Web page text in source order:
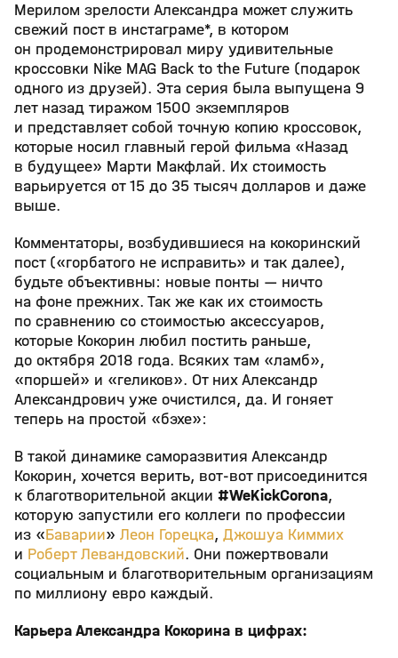
Мерилом зрелости Александра может служить
свежий пост в инстаграме*, в котором
он продемонстрировал миру удивительные
кроссовки Nike MAG Back to the Future (подарок
одного из друзей). Эта серия была выпущена 9
лет назад тиражом 1500 экземпляров
и представляет собой точную копию кроссовок,
которые носил главный герой фильма «Назад
в будущее» Марти Макфлай. Их стоимость
варьируется от 15 до 35 тысяч долларов и даже
выше.
Комментаторы, возбудившиеся на кокоринский
пост («горбатого не исправить» и так далее),
будьте объективны: новые понты — ничто
на фоне прежних. Так же как их стоимость
по сравнению со стоимостью аксессуаров,
которые Кокорин любил постить раньше,
до октября 2018 года. Всяких там «ламб»,
«поршей» и «геликов». От них Александр
Александрович уже очистился, да. И гоняет
теперь на простой «бэхе»:
В такой динамике саморазвития Александр
Кокорин, хочется верить, вот-вот присоединится
к благотворительной акции #WeKickCorona,
которую запустили его коллеги по профессии
из «Баварии» Леон Горецка, Джошуа Киммих
и Роберт Левандовский. Они пожертвовали
социальным и благотворительным организациям
по миллиону евро каждый.
Карьера Александра Кокорина в цифрах: